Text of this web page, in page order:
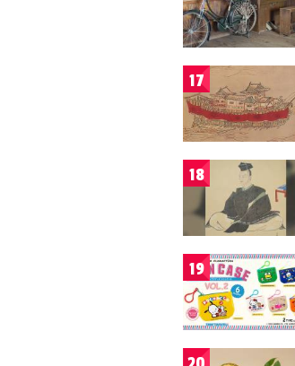
17
18
19